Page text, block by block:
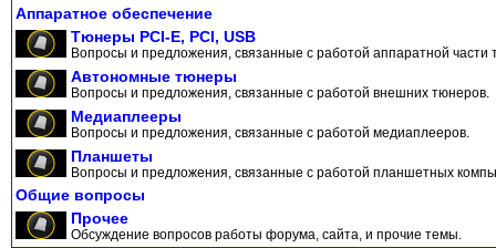
Аппаратное обеспечение
Тюнеры PCI-E, PCI, USB
Вопросы и предложения, связанные с работой аппаратной части
Автономные тюнеры
Вопросы и предложения, связанные с работой внешних тюнеров.
Медиаплееры
Вопросы и предложения, связанные с работой медиаплееров.
Планшеты
Вопросы и предложения, связанные с работой планшетных
Общие вопросы
Прочее
Обсуждение вопросов работы форума, сайта, и прочие темы.